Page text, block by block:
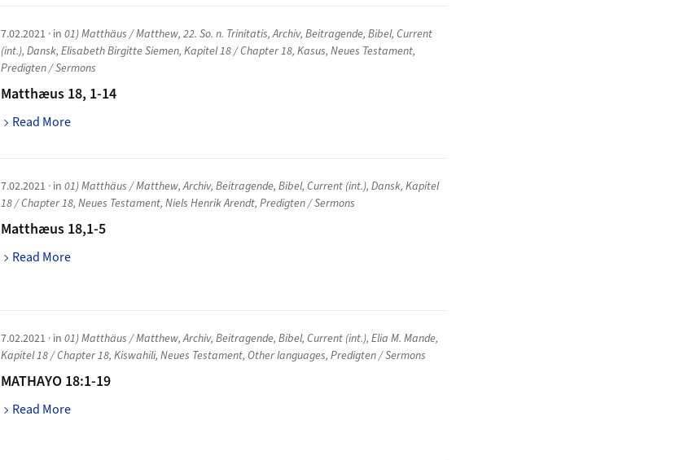
7.02.2021 · in01) Matthäus / Matthew,22. So. n. Trinitatis,Archiv,Beitragende,Bibel,Current
(int.),Dansk,Elisabeth Birgitte Siemen,Kapitel 18 / Chapter 18,Kasus,Neues Testament,
Predigten / Sermons
Matthæus 18, 1-14
Read More
7.02.2021 · in01) Matthäus / Matthew,Archiv,Beitragende,Bibel,Current (int.),Dansk,Kapitel
18 / Chapter 18,Neues Testament,Niels Henrik Arendt,Predigten / Sermons
Matthæus 18,1-5
Read More
7.02.2021 · in01) Matthäus / Matthew,Archiv,Beitragende,Bibel,Current (int.),Elia M. Mande,
Kapitel 18 / Chapter 18,Kiswahili,Neues Testament, Other languages,Predigten / Sermons
MATHAYO 18:1-19
Read More